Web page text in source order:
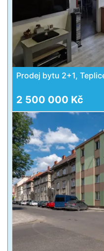
Prodej bytu 2+1,
2 500 000 Kč